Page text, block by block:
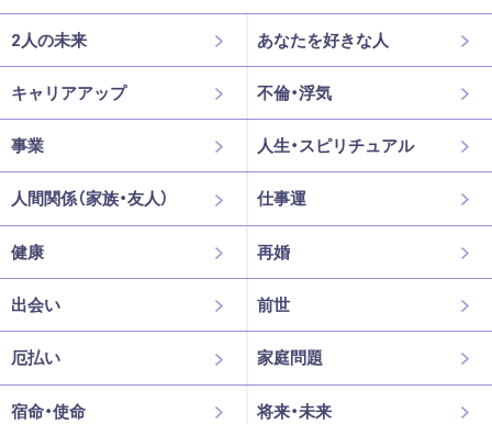
2人の未来 あなたを好きな人
キャリアアップ 不倫・浮気
事業 人生・スピリチュアル
人間関係（家族・友人） 仕事運
健康 再婚
出会い 前世
厄払い 家庭問題
宿命・使命 将来・未来